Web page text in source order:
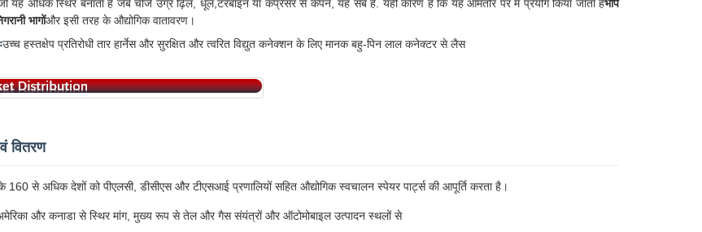
जो यह अधिक स्थिर बनाता है जब चीजें उग्र ढ़िल, धूल,टरबाइन या कंप्रेसर से कंपन, यह सब है. यही कारण है कि यह आमतौर पर में प्रयोग किया जाता हैभाप
भागोंऔर इसी तरह के औद्योगिक वातावरण।
उच्च हस्तक्षेप प्रतिरोधी तार हार्नेस और सुरक्षित और त्वरित विद्युत कनेक्शन के लिए मानक बहु-पिन लाल कनेक्टर से लैस
वितरण
160 से अधिक देशों को पीएलसी, डीसीएस और टीएसआई प्रणालियों सहित औद्योगिक स्वचालन स्पेयर पार्ट्स की आपूर्ति करता है।
और कनाडा से स्थिर मांग, मुख्य रूप से तेल और गैस संयंत्रों और ऑटोमोबाइल उत्पादन स्थलों से